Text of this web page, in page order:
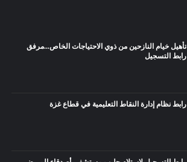
تأهيل خيام النازحين من ذوي الاحتياجات الخاص...مرفق
رابط التسجيل
رابط نظام إدارة النقاط التعليمية في قطاع غزة